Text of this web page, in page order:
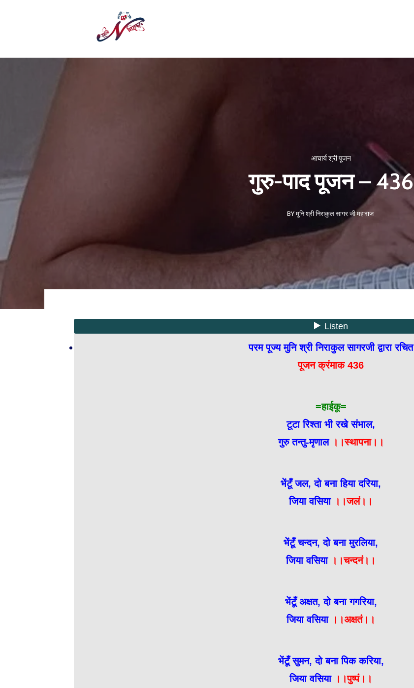
आचार्य श्री पूजन
गुरु-पाद पूजन – 436
BY मुनि श्री निराकुल सागर जी महाराज
परम पूज्य मुनि श्री निराकुल सागरजी द्वारा रचित
पूजन क्रंमाक 436
=हाईकू=
टूटा रिश्ता भी रखे संभाल,
गुरु तन्तु-मृणाल।।स्थापना।।
भेंटूँ जल, दो बना हिया दरिया,
जिया वसिया ।।जलं।।
भेंटूँ चन्दन, दो बना मुरलिया,
जिया वसिया ।।चन्दनं।।
भेंटूँ अक्षत, दो बना गगरिया,
जिया वसिया।।अक्षतं।।
भेंटूँ सुमन, दो बना पिक करिया,
जिया वसिया ।।पुष्पं।।